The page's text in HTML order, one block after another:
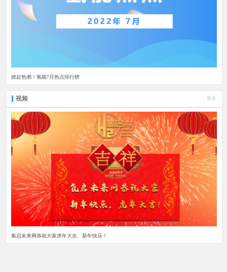
掀起热潮！氢能7月热点排行榜
视频 更多
氢启未来网恭祝大家虎年大吉、新年快乐！